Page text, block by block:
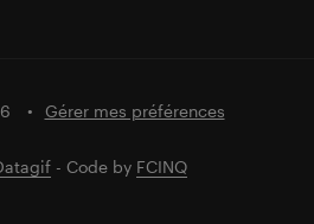
Gérer mes préférences
- Code by FCINQ